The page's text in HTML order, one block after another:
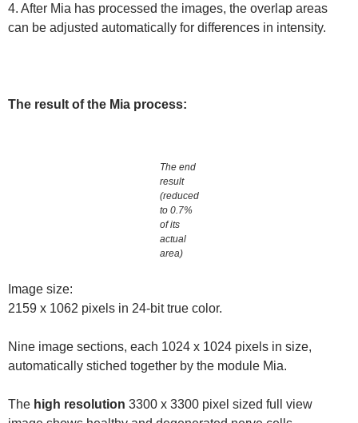
4. After Mia has processed the images, the overlap areas
can be adjusted automatically for differences in intensity.
The result of the Mia process:
The end
result
(reduced
to 0.7%
of its
actual
area)
Image size:
2159 x 1062 pixels in 24-bit true color.
Nine image sections, each 1024 x 1024 pixels in size,
automatically stiched together by the module Mia.
The high resolution 3300 x 3300 pixel sized full view